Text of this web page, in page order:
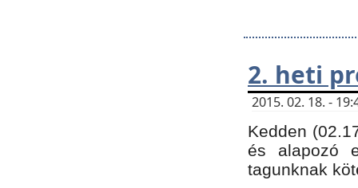
2. heti
2015. 02. 18. -
Kedden
és alapozó
tagunknak